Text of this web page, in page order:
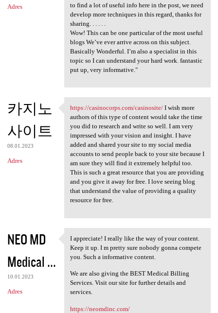
Adres
to find a lot of useful info here in the post, we need
develop more techniques in this regard, thanks for
sharing. . . . . .
Wow! This can be one particular of the most useful
blogs We’ve ever arrive across on this subject.
Basically Wonderful. I’m also a specialist in this
topic so I can understand your hard work. fantastic
put up, very informative."
카지노
사이트
08.01.2023
Adres
https://casinocorps.com
https://casinocorps.com/casinosite/I wish more
authors of this type of content would take the time
you did to research and write so well. I am very
impressed with your vision and insight. I have
added and shared your site to my social media
accounts to send people back to your site because I
am sure they will find it extremely helpful too.
This is such a great resource that you are providing
and you give it away for free. I love seeing blog
that understand the value of providing a quality
resource for free.
NEO MD
Medical ...
10.01.2023
Adres
I appreciate! I really like
I appreciate! I really like the way of your content.
Keep it up. I m pretty sure nobody gonna compete
you. Such a informative content.
We are also giving the BEST Medical Billing
Services. Visit our site for further details and
services.
https://neomdinc.com/